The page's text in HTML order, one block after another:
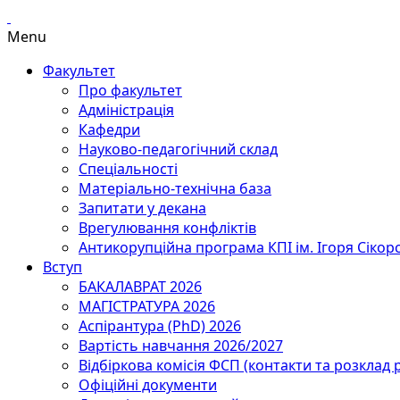
Menu
Факультет
Про факультет
Адміністрація
Кафедри
Науково-педагогічний склад
Спеціальності
Матеріально-технічна база
Запитати у декана
Врегулювання конфліктів
Антикорупційна програма КПІ ім. Ігоря
Вступ
БАКАЛАВРАТ 2026
МАГІСТРАТУРА 2026
Аспірантура (PhD) 2026
Вартість навчання 2026/2027
Відбіркова комісія ФСП (контакти та розклад
Офіційні документи